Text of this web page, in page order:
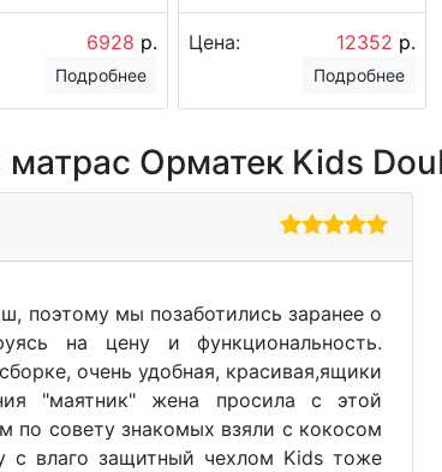
6928 р.
Подробнее
Цена: 12352 р.
Подробнее
Орматек Kids
поэтому мы позаботились заранее о
на цену и функциональность.
очень удобная, красивая,ящики
"маятник" жена просила с этой
по совету знакомых взяли с кокосом
с влаго защитный чехлом Kids тоже